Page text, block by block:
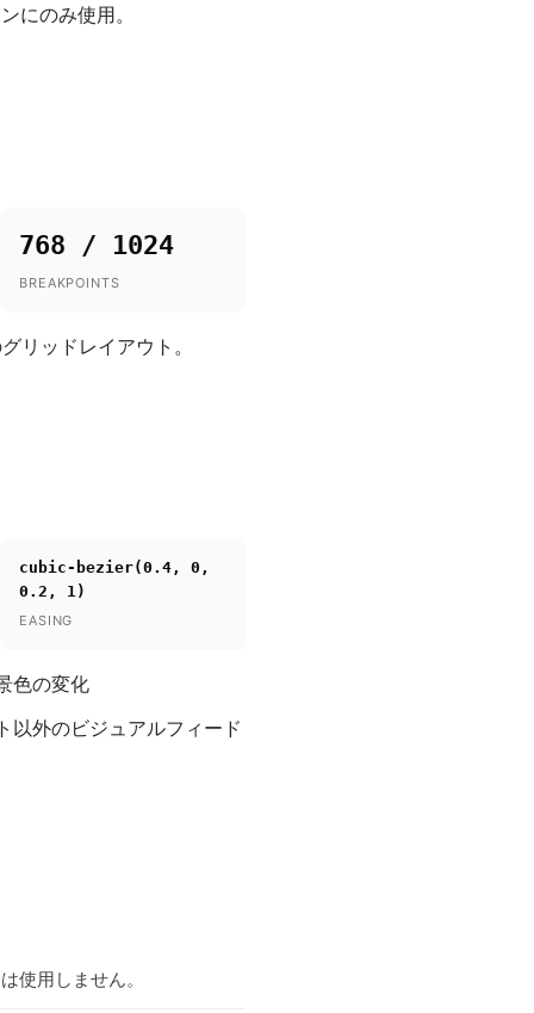
にのみ使用。
768 / 1024
BREAKPOINTS
リッドレイアウト。
cubic-bezier(0.4, 0,
0.2, 1)
EASING
色の変化
以外のビジュアルフィード
使用しません。